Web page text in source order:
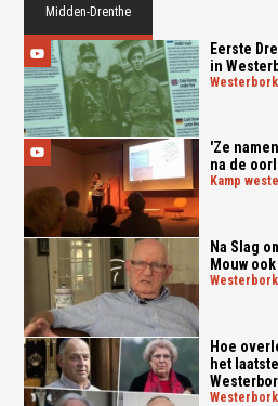
Midden-Drenthe
Eerste
in
westerbork
'Ze
na de
kamp
Na Slag
Mouw
westerbork
Hoe
het
westerbork